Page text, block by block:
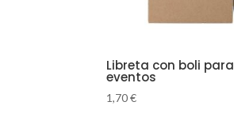
Libreta con boli para
eventos
1,70€